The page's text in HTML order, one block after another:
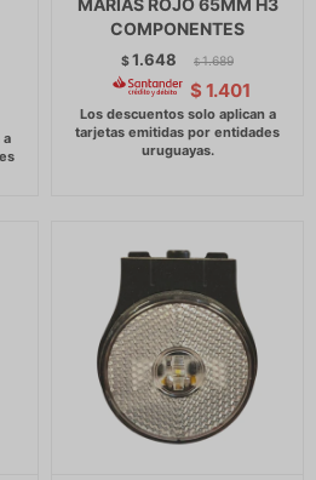
MARIAS ROJO 65MM H3
COMPONENTES
$1.648 $ 1.689
$ 1.401